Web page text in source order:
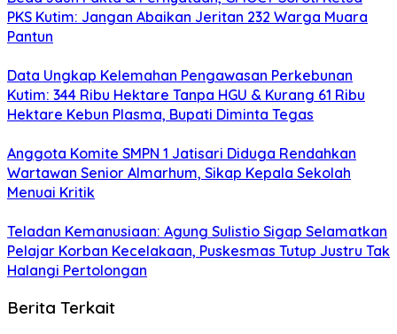
PKS Kutim: Jangan Abaikan Jeritan 232 Warga Muara
Pantun
Data Ungkap Kelemahan Pengawasan Perkebunan
Kutim: 344 Ribu Hektare Tanpa HGU & Kurang 61 Ribu
Hektare Kebun Plasma, Bupati Diminta Tegas
Anggota Komite SMPN 1 Jatisari Diduga Rendahkan
Wartawan Senior Almarhum, Sikap Kepala Sekolah
Menuai Kritik
Teladan Kemanusiaan: Agung Sulistio Sigap Selamatkan
Pelajar Korban Kecelakaan, Puskesmas Tutup Justru Tak
Halangi Pertolongan
Berita Terkait